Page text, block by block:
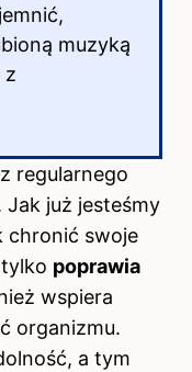
muzyką
z
regularnego
Jak już jesteśmy
chronić swoje
poprawia
wspiera
organizmu.
a tym